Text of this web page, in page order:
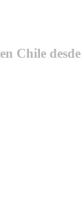
Chile desde